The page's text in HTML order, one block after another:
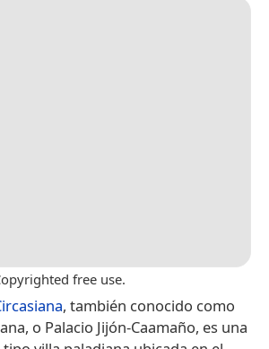
free use.
, también conocido como
o Palacio Jijón-Caamaño, es una